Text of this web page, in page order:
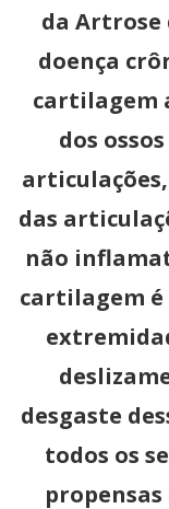
da Artrose
doença
cartilagem
dos
das
não
cartilagem é
desgaste
todos os
propensas